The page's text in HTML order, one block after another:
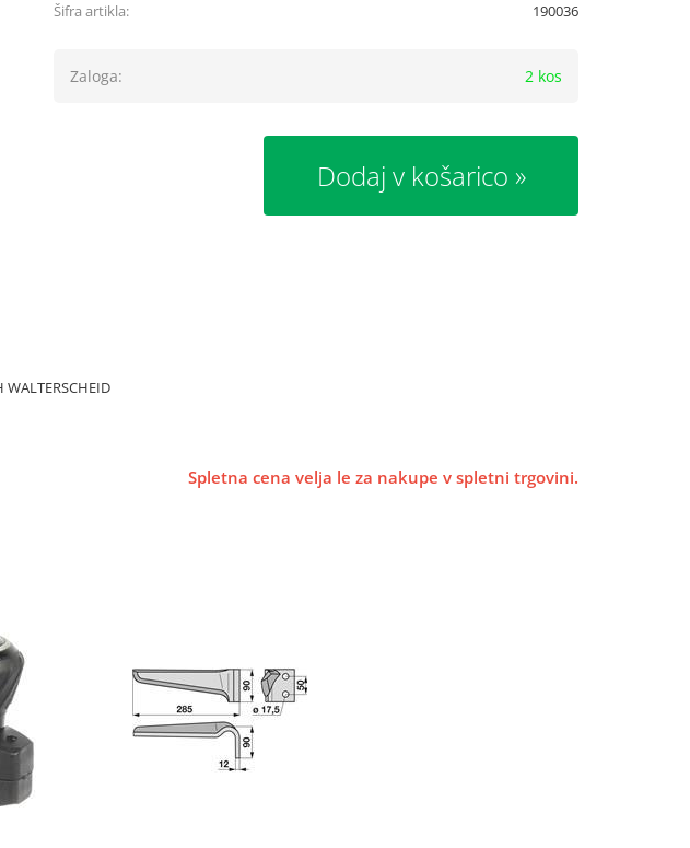
Šifra artikla: 190036
Zaloga: 2 kos
Dodaj v košarico
WALTERSCHEID
Spletna cena velja le za nakupe v spletni trgovini.